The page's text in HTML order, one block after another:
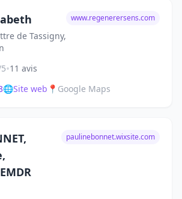
de Tassigny,
www.regenerersens.com
•11 avis
🌐Site web 📍 Google Maps
paulinebonnet.wixsite.com